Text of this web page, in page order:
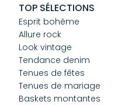
TOP SÉLECTIONS
Esprit bohème
Allure rock
Look vintage
Tendance denim
Tenues de fêtes
Tenues de mariage
Baskets montantes